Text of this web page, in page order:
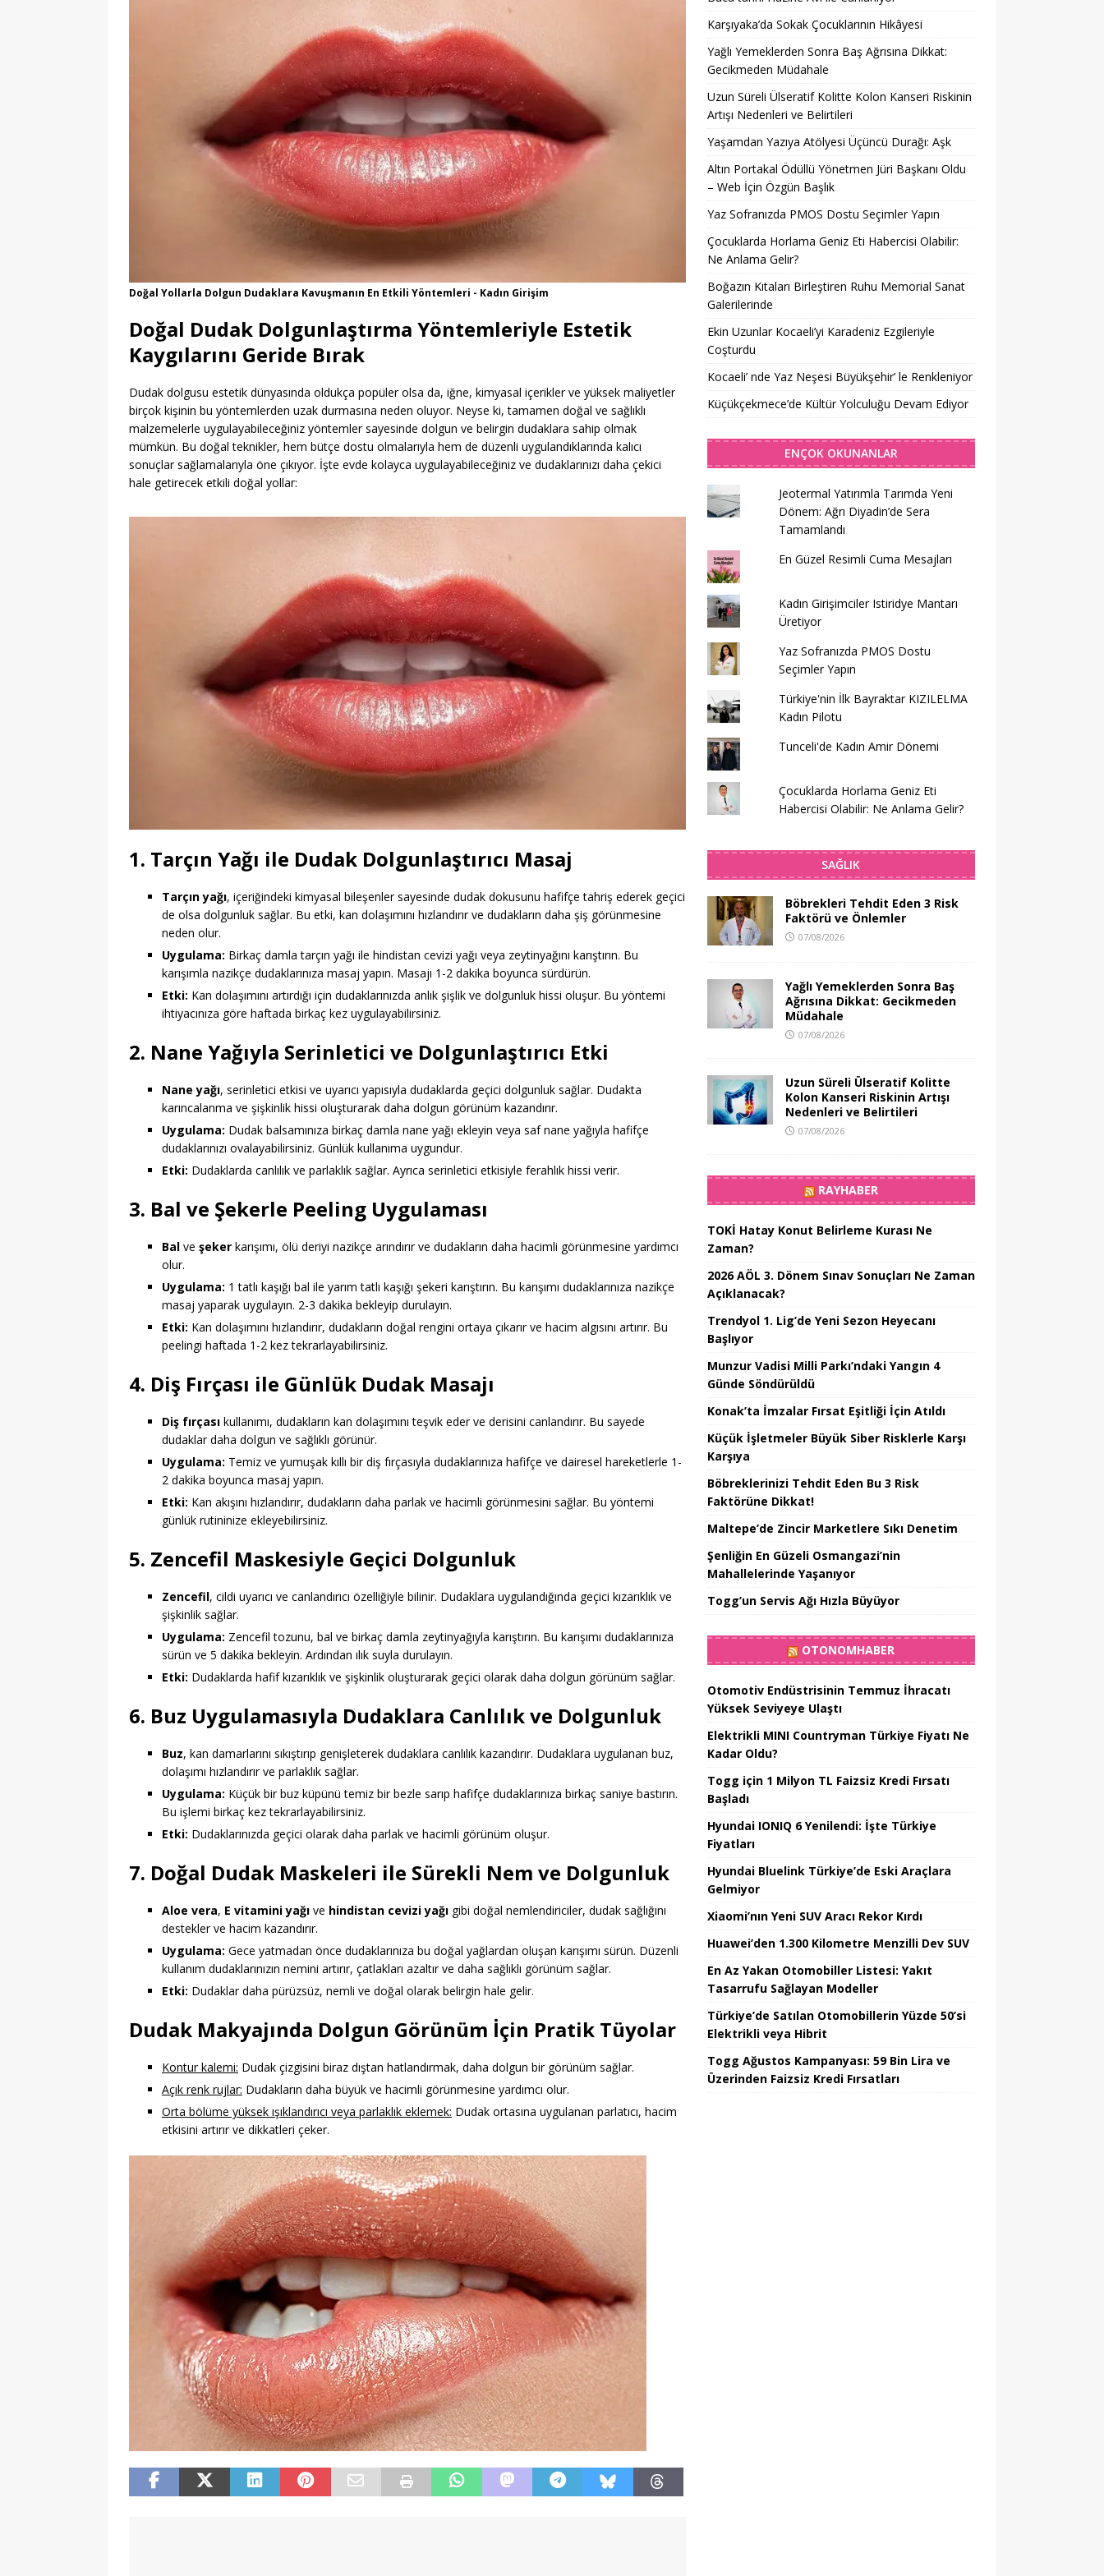
Doğal Yollarla Dolgun Dudaklara Kavuşmanın En Etkili Yöntemleri - Kadın Girişim
Doğal Dudak Dolgunlaştırma Yöntemleriyle Estetik
Kaygılarını Geride Bırak
Dudak dolgusu estetik dünyasında oldukça popüler olsa da, iğne, kimyasal içerikler ve yüksek maliyetler
birçok kişinin bu yöntemlerden uzak durmasına neden oluyor. Neyse ki, tamamen doğal ve sağlıklı
malzemelerle uygulayabileceğiniz yöntemler sayesinde dolgun ve belirgin dudaklara sahip olmak
mümkün. Bu doğal teknikler, hem bütçe dostu olmalarıyla hem de düzenli uygulandıklarında kalıcı
sonuçlar sağlamalarıyla öne çıkıyor. İşte evde kolayca uygulayabileceğiniz ve dudaklarınızı daha çekici
hale getirecek etkili doğal yollar:
1. Tarçın Yağı ile Dudak Dolgunlaştırıcı Masaj
Tarçın yağı, içeriğindeki kimyasal bileşenler sayesinde dudak dokusunu hafifçe tahriş ederek geçici
de olsa dolgunluk sağlar. Bu etki, kan dolaşımını hızlandırır ve dudakların daha şiş görünmesine
neden olur.
Uygulama: Birkaç damla tarçın yağı ile hindistan cevizi yağı veya zeytinyağını karıştırın. Bu
karışımla nazikçe dudaklarınıza masaj yapın. Masajı 1-2 dakika boyunca sürdürün.
Etki: Kan dolaşımını artırdığı için dudaklarınızda anlık şişlik ve dolgunluk hissi oluşur. Bu yöntemi
ihtiyacınıza göre haftada birkaç kez uygulayabilirsiniz.
2. Nane Yağıyla Serinletici ve Dolgunlaştırıcı Etki
Nane yağı, serinletici etkisi ve uyarıcı yapısıyla dudaklarda geçici dolgunluk sağlar. Dudakta
karıncalanma ve şişkinlik hissi oluşturarak daha dolgun görünüm kazandırır.
Uygulama: Dudak balsamınıza birkaç damla nane yağı ekleyin veya saf nane yağıyla hafifçe
dudaklarınızı ovalayabilirsiniz. Günlük kullanıma uygundur.
Etki: Dudaklarda canlılık ve parlaklık sağlar. Ayrıca serinletici etkisiyle ferahlık hissi verir.
3. Bal ve Şekerle Peeling Uygulaması
Bal ve şeker karışımı, ölü deriyi nazikçe arındırır ve dudakların daha hacimli görünmesine yardımcı
olur.
Uygulama: 1 tatlı kaşığı bal ile yarım tatlı kaşığı şekeri karıştırın. Bu karışımı dudaklarınıza nazikçe
masaj yaparak uygulayın. 2-3 dakika bekleyip durulayın.
Etki: Kan dolaşımını hızlandırır, dudakların doğal rengini ortaya çıkarır ve hacim algısını artırır. Bu
peelingi haftada 1-2 kez tekrarlayabilirsiniz.
4. Diş Fırçası ile Günlük Dudak Masajı
Diş fırçası kullanımı, dudakların kan dolaşımını teşvik eder ve derisini canlandırır. Bu sayede
dudaklar daha dolgun ve sağlıklı görünür.
Uygulama: Temiz ve yumuşak kıllı bir diş fırçasıyla dudaklarınıza hafifçe ve dairesel hareketlerle 1-
2 dakika boyunca masaj yapın.
Etki: Kan akışını hızlandırır, dudakların daha parlak ve hacimli görünmesini sağlar. Bu yöntemi
günlük rutininize ekleyebilirsiniz.
5. Zencefil Maskesiyle Geçici Dolgunluk
Zencefil, cildi uyarıcı ve canlandırıcı özelliğiyle bilinir. Dudaklara uygulandığında geçici kızarıklık ve
şişkinlik sağlar.
Uygulama: Zencefil tozunu, bal ve birkaç damla zeytinyağıyla karıştırın. Bu karışımı dudaklarınıza
sürün ve 5 dakika bekleyin. Ardından ılık suyla durulayın.
Etki: Dudaklarda hafif kızarıklık ve şişkinlik oluşturarak geçici olarak daha dolgun görünüm sağlar.
6. Buz Uygulamasıyla Dudaklara Canlılık ve Dolgunluk
Buz, kan damarlarını sıkıştırıp genişleterek dudaklara canlılık kazandırır. Dudaklara uygulanan buz,
dolaşımı hızlandırır ve parlaklık sağlar.
Uygulama: Küçük bir buz küpünü temiz bir bezle sarıp hafifçe dudaklarınıza birkaç saniye bastırın.
Bu işlemi birkaç kez tekrarlayabilirsiniz.
Etki: Dudaklarınızda geçici olarak daha parlak ve hacimli görünüm oluşur.
7. Doğal Dudak Maskeleri ile Sürekli Nem ve Dolgunluk
Aloe vera, E vitamini yağı ve hindistan cevizi yağı gibi doğal nemlendiriciler, dudak sağlığını
destekler ve hacim kazandırır.
Uygulama: Gece yatmadan önce dudaklarınıza bu doğal yağlardan oluşan karışımı sürün. Düzenli
kullanım dudaklarınızın nemini artırır, çatlakları azaltır ve daha sağlıklı görünüm sağlar.
Etki: Dudaklar daha pürüzsüz, nemli ve doğal olarak belirgin hale gelir.
Dudak Makyajında Dolgun Görünüm İçin Pratik Tüyolar
Kontur kalemi: Dudak çizgisini biraz dıştan hatlandırmak, daha dolgun bir görünüm sağlar.
Açık renk rujlar: Dudakların daha büyük ve hacimli görünmesine yardımcı olur.
Orta bölüme yüksek ışıklandırıcı veya parlaklık eklemek: Dudak ortasına uygulanan parlatıcı, hacim
etkisini artırır ve dikkatleri çeker.
Karşıyaka’da Sokak Çocuklarının Hikâyesi
Yağlı Yemeklerden Sonra Baş Ağrısına Dikkat:
Gecikmeden Müdahale
Uzun Süreli Ülseratif Kolitte Kolon Kanseri Riskinin
Artışı Nedenleri ve Belirtileri
Yaşamdan Yazıya Atölyesi Üçüncü Durağı: Aşk
Altın Portakal Ödüllü Yönetmen Jüri Başkanı Oldu
– Web İçin Özgün Başlık
Yaz Sofranızda PMOS Dostu Seçimler Yapın
Çocuklarda Horlama Geniz Eti Habercisi Olabilir:
Ne Anlama Gelir?
Boğazın Kıtaları Birleştiren Ruhu Memorial Sanat
Galerilerinde
Ekin Uzunlar Kocaeli’yi Karadeniz Ezgileriyle
Coşturdu
Kocaeli’ nde Yaz Neşesi Büyükşehir’ le Renkleniyor
Küçükçekmece’de Kültür Yolculuğu Devam Ediyor
ENÇOK OKUNANLAR
Jeotermal Yatırımla Tarımda Yeni
Dönem: Ağrı Diyadin’de Sera
Tamamlandı
En Güzel Resimli Cuma Mesajları
Kadın Girişimciler Istiridye Mantarı
Üretiyor
Yaz Sofranızda PMOS Dostu
Seçimler Yapın
Türkiye'nin İlk Bayraktar KIZILELMA
Kadın Pilotu
Tunceli'de Kadın Amir Dönemi
Çocuklarda Horlama Geniz Eti
Habercisi Olabilir: Ne Anlama Gelir?
SAĞLIK
Böbrekleri Tehdit Eden 3 Risk
Faktörü ve Önlemler
07/08/2026
Yağlı Yemeklerden Sonra Baş
Ağrısına Dikkat: Gecikmeden
Müdahale
07/08/2026
Uzun Süreli Ülseratif Kolitte
Kolon Kanseri Riskinin Artışı
Nedenleri ve Belirtileri
07/08/2026
RAYHABER
TOKİ Hatay Konut Belirleme Kurası Ne
Zaman?
2026 AÖL 3. Dönem Sınav Sonuçları Ne Zaman
Açıklanacak?
Trendyol 1. Lig’de Yeni Sezon Heyecanı
Başlıyor
Munzur Vadisi Milli Parkı’ndaki Yangın 4
Günde Söndürüldü
Konak’ta İmzalar Fırsat Eşitliği İçin Atıldı
Küçük İşletmeler Büyük Siber Risklerle Karşı
Karşıya
Böbreklerinizi Tehdit Eden Bu 3 Risk
Faktörüne Dikkat!
Maltepe’de Zincir Marketlere Sıkı Denetim
Şenliğin En Güzeli Osmangazi’nin
Mahallelerinde Yaşanıyor
Togg’un Servis Ağı Hızla Büyüyor
OTONOMHABER
Otomotiv Endüstrisinin Temmuz İhracatı
Yüksek Seviyeye Ulaştı
Elektrikli MINI Countryman Türkiye Fiyatı Ne
Kadar Oldu?
Togg için 1 Milyon TL Faizsiz Kredi Fırsatı
Başladı
Hyundai IONIQ 6 Yenilendi: İşte Türkiye
Fiyatları
Hyundai Bluelink Türkiye’de Eski Araçlara
Gelmiyor
Xiaomi’nın Yeni SUV Aracı Rekor Kırdı
Huawei’den 1.300 Kilometre Menzilli Dev SUV
En Az Yakan Otomobiller Listesi: Yakıt
Tasarrufu Sağlayan Modeller
Türkiye’de Satılan Otomobillerin Yüzde 50’si
Elektrikli veya Hibrit
Togg Ağustos Kampanyası: 59 Bin Lira ve
Üzerinden Faizsiz Kredi Fırsatları